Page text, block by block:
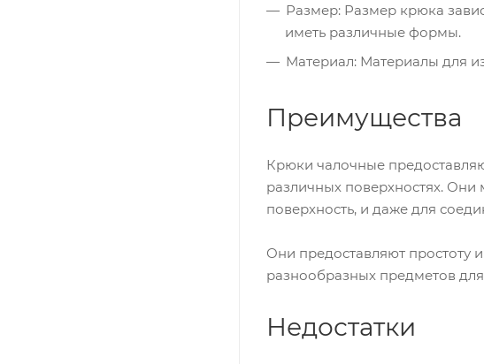
Размер: Размер крюка
иметь различные формы.
Материал: Материалы для
Преимущества
Крюки чалочные
различных поверхностях.
поверхность, и даже для
Они предоставляют простоту
разнообразных предметов
Недостатки